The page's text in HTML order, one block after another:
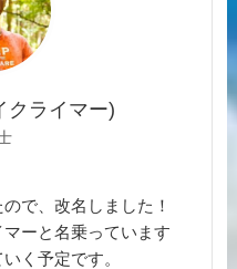
クライマー)
で、改名しました！
ーと名乗っています
く予定です。